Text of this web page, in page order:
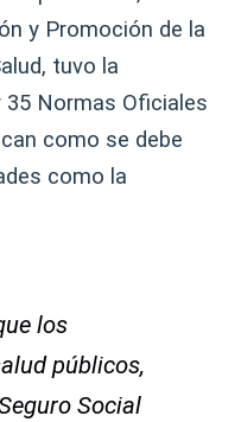
y Promoción de la
tuvo la
35 Normas Oficiales
como se debe
como la
los
públicos,
Social